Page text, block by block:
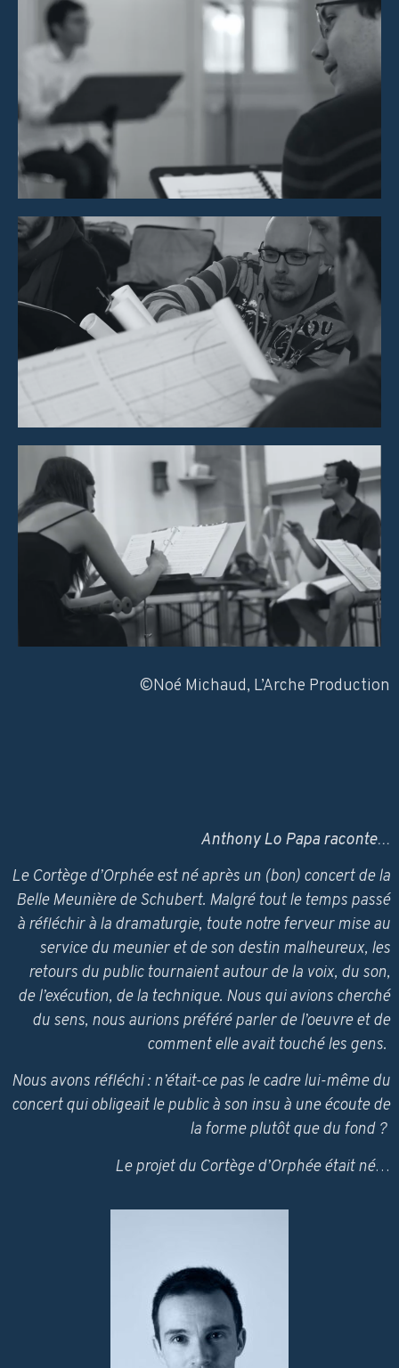
©️Noé Michaud, L’Arche Production
Anthony Lo Papa raconte…
Le Cortège d’Orphée est né après un (bon) concert de la
Belle Meunière de Schubert. Malgré tout le temps passé
à réfléchir à la dramaturgie, toute notre ferveur mise au
service du meunier et de son destin malheureux, les
retours du public tournaient autour de la voix, du son,
de l’exécution, de la technique. Nous qui avions cherché
du sens, nous aurions préféré parler de l’oeuvre et de
comment elle avait touché les gens.
Nous avons réfléchi : n’était-ce pas le cadre lui-même du
concert qui obligeait le public à son insu à une écoute de
la forme plutôt que du fond ?
Le projet du Cortège d’Orphée était né…